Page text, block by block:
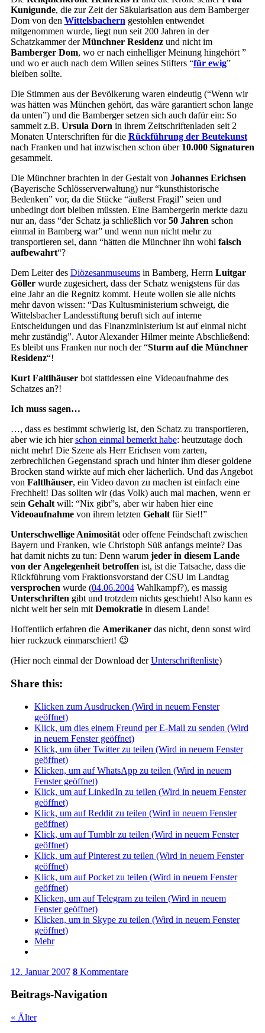
Kunigunde, die zur Zeit der Säkularisation aus dem Bamberger
Dom von den Wittelsbachern gestohlen entwendet
mitgenommen wurde, liegt nun seit 200 Jahren in der
Schatzkammer derMünchner Residenzund nicht im
Bamberger Dom, wo er nach einhelliger Meinung hingehört ”
und wo er auch nach dem Willen seines Stifters “für ewig”
bleiben sollte.
Die Stimmen aus der Bevölkerung waren eindeutig (“Wenn wir
was hätten was München gehört, das wäre garantiert schon lange
da unten”) und die Bamberger setzen sich auch dafür ein: So
sammelt z.B. Ursula Dorn in ihrem Zeitschriftenladen seit 2
Monaten Unterschriften für die Rückführung der Beutekunst
nach Franken und hat inzwischen schon über 10.000 Signaturen
gesammelt.
Die Münchner brachten in der Gestalt von Johannes Erichsen
(Bayerische Schlösserverwaltung) nur “kunsthistorische
Bedenken” vor, da die Stücke “äußerst Fragil” seien und
unbedingt dort bleiben müssten. Eine Bambergerin merkte dazu
nur an, dass “der Schatz ja schließlich vor50 Jahren schon
einmal in Bamberg war” und wenn nun nicht mehr zu
transportieren sei, dann “hätten die Münchner ihn wohl falsch
aufbewahrt“?
Dem Leiter des Diözesanmuseumsin Bamberg, Herrn Luitgar
Göllerwurde zugesichert, dass der Schatz wenigstens für das
eine Jahr an die Regnitz kommt. Heute wollen sie alle nichts
mehr davon wissen: “Das Kultusministerium schweigt, die
Wittelsbacher Landesstiftung beruft sich auf interne
Entscheidungen und das Finanzministerium ist auf einmal nicht
mehr zuständig”. Autor Alexander Hilmer meinte Abschließend:
Es bleibt uns Franken nur noch der “Sturm auf die Münchner
Residenz“!
Kurt Faltlhäuserbot stattdessen eine Videoaufnahme des
Schatzes an?!
Ich muss sagen…
…, dass es bestimmt schwierig ist, den Schatz zu transportieren,
aber wie ich hierschon einmal bemerkt habe: heutzutage doch
nicht mehr! Die Szene als Herr Erichsen vom zarten,
zerbrechlichen Gegenstand sprach und hinter ihm dieser goldene
Brocken stand wirkte auf mich eher lächerlich. Und das Angebot
von Faltlhäuser, ein Video davon zu machen ist einfach eine
Frechheit! Das sollten wir (das Volk) auch mal machen, wenn er
sein Gehalt will: “Nix gibt”s, aber wir haben hier eine
Videoaufnahme von ihrem letzten Gehalt für Sie!!”
Unterschwellige Animositätoder offene Feindschaft zwischen
Bayern und Franken, wie Christoph Süß anfangs meinte? Das
hat damit nichts zu tun: Denn warum jeder in diesem Lande
von der Angelegenheit betroffen ist, ist die Tatsache, dass die
Rückführung vom Fraktionsvorstand der CSU im Landtag
versprochen wurde (04.06.2004Wahlkampf?), es massig
Unterschriften gibt und trotzdem nichts geschieht! Also kann es
nicht weit her sein mit Demokratie in diesem Lande!
Hoffentlich erfahren die Amerikanerdas nicht, denn sonst wird
hier ruckzuck einmarschiert! 😉
(Hier noch einmal der Download derUnterschriftenliste)
Share this:
Klicken zum Ausdrucken (Wird in neuem Fenster
geöffnet)
Klick, um dies einem Freund per E-Mail zu senden (Wird
in neuem Fenster geöffnet)
Klick, um über Twitter zu teilen (Wird in neuem Fenster
geöffnet)
Klicken, um auf WhatsApp zu teilen (Wird in neuem
Fenster geöffnet)
Klick, um auf LinkedIn zu teilen (Wird in neuem Fenster
geöffnet)
Klick, um auf Reddit zu teilen (Wird in neuem Fenster
geöffnet)
Klick, um auf Tumblr zu teilen (Wird in neuem Fenster
geöffnet)
Klick, um auf Pinterest zu teilen (Wird in neuem Fenster
geöffnet)
Klick, um auf Pocket zu teilen (Wird in neuem Fenster
geöffnet)
Klicken, um auf Telegram zu teilen (Wird in neuem
Fenster geöffnet)
Klicken, um in Skype zu teilen (Wird in neuem Fenster
geöffnet)
Mehr
12. Januar 2007 8Kommentare
Beitrags-Navigation
« Älter